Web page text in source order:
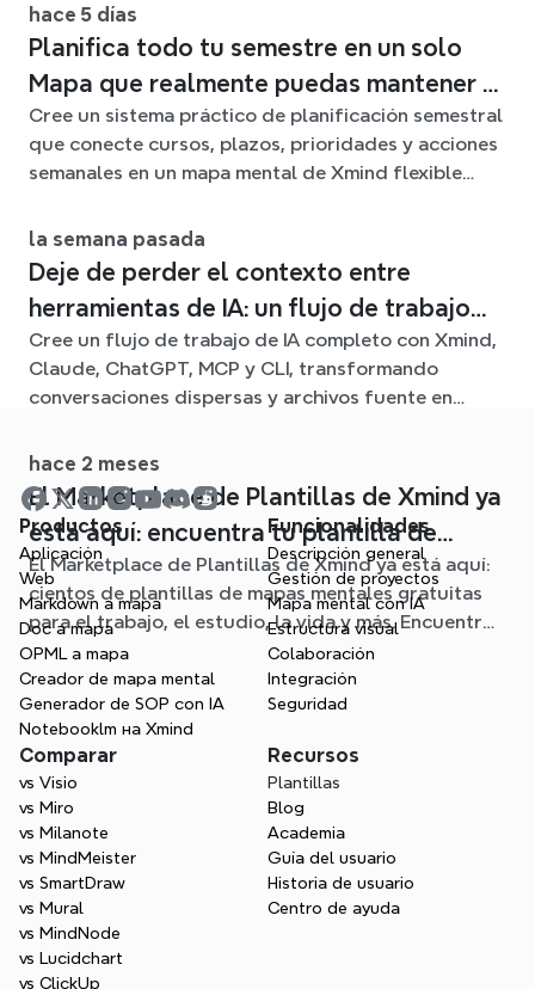
hace 5 días
Planifica todo tu semestre en un solo
Mapa que realmente puedas mantener al
día
Cree un sistema práctico de planificación semestral
que conecte cursos, plazos, prioridades y acciones
semanales en un mapa mental de Xmind flexible
la semana pasada
Deje de perder el contexto entre
herramientas de IA: un flujo de trabajo
conectado con Xmind
Cree un flujo de trabajo de IA completo con Xmind,
Claude, ChatGPT, MCP y CLI, transformando
conversaciones dispersas y archivos fuente en
hace 2 meses
El Marketplace de Plantillas de Xmind ya
está aquí: encuentra tu plantilla de
mapa mental para cualquier situación
El Marketplace de Plantillas de Xmind ya está aquí:
cientos de plantillas de mapas mentales gratuitas
para el trabajo, el estudio, la vida y más. Encuentra
el punto de partida ideal y olvídate de la página en
blanco.
Productos
Aplicación
Web
Markdown a mapa
Doc a mapa
OPML a mapa
Creador de mapa mental
Generador de SOP con IA
Notebooklm на Xmind
Funcionalidades
Descripción general
Gestión de proyectos
Mapa mental con IA
Estructura visual
Colaboración
Integración
Seguridad
Comparar
vs Visio
vs Miro
vs Milanote
vs MindMeister
vs SmartDraw
vs Mural
vs MindNode
vs Lucidchart
vs ClickUp
Recursos
Plantillas
Blog
Academia
Guía del usuario
Historia de usuario
Centro de ayuda